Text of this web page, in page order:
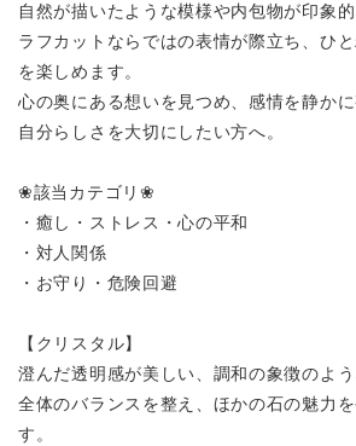
自然が描いたような模様や内包物が印象的
ラフカットならではの表情が際立ち、ひ
を楽しめます。
心の奥にある想いを見つめ、感情を静かに
自分らしさを大切にしたい方へ。
❀該当カテゴリ❀
・癒し・ストレス・心の平和
・対人関係
・お守り・危険回避
【クリスタル】
澄んだ透明感が美しい、調和の象徴のよう
全体のバランスを整え、ほかの石の魅力
す。